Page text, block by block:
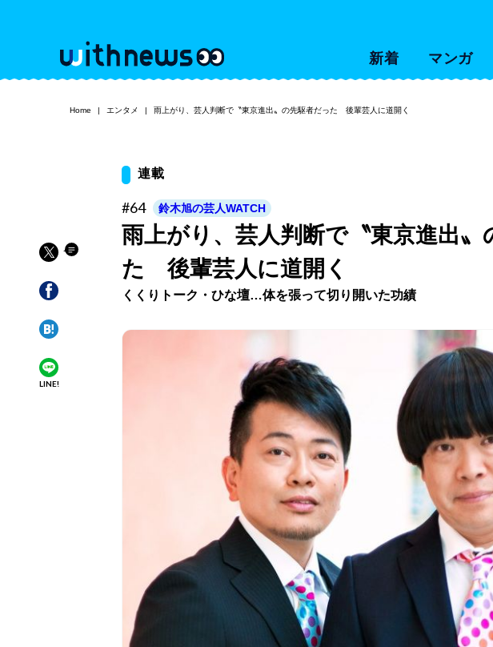
新着 マンガ
Home エンタメ 雨上がり、芸人判断で〝東京進出〟の先駆者だった 後輩芸人に道開く
LINE!
連載
#64 鈴木旭の芸人WATCH
雨上がり、芸人判断で〝東京進出〟
た 後輩芸人に道開く
くくりトーク・ひな壇…体を張って切り開いた功績